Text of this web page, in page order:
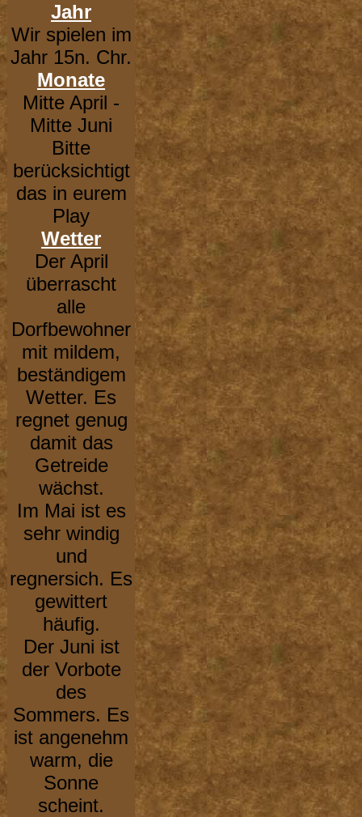
Jahr
Wir spielen im
Jahr 15n. Chr.
Monate
Mitte April -
Mitte Juni
Bitte
berücksichtigt
das in eurem
Play
Wetter
Der April
überrascht
alle
Dorfbewohner
mit mildem,
beständigem
Wetter. Es
regnet genug
damit das
Getreide
wächst.
Im Mai ist es
sehr windig
und
regnersich. Es
gewittert
häufig.
Der Juni ist
der Vorbote
des
Sommers. Es
ist angenehm
warm, die
Sonne
scheint.